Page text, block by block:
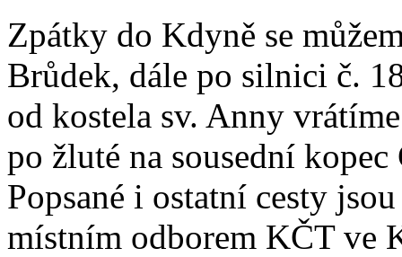
Zpátky do Kdyně se
Brůdek, dále po silnici č.
od kostela sv. Anny
po žluté na sousední
Popsané i ostatní cesty
místním odborem KČT ve